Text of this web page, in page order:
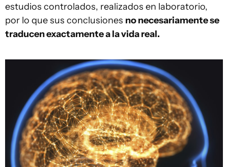
estudios controlados, realizados en laboratorio,
por lo que sus conclusiones no necesariamente se
traducen exactamente a la vida real.